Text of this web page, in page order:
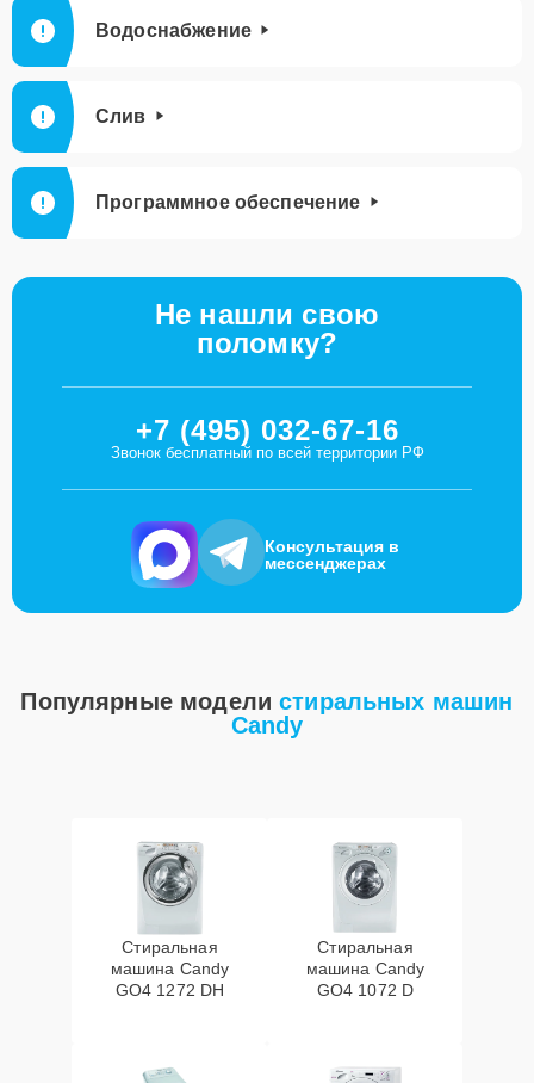
Водоснабжение
Слив
Программное обеспечение
Не нашли свою
поломку?
+7 (495) 032-67-16
Звонок бесплатный по всей территории РФ
Консультация в
мессенджерах
Популярные моделистиральных машин
Candy
Стиральная
машина Candy
GO4 1272 DH
Стиральная
машина Candy
GO4 1072 D